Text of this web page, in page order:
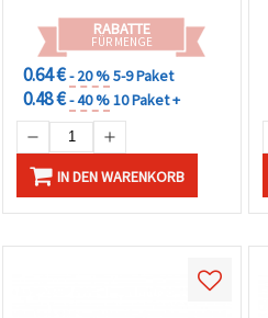
akzeptieren,
ablehnen
oder Ihre
Auswahl in
den
Einstellungen
individuell
festlegen.
Einwilligung
können Sie
jederzeit
oder
RABATTE
FÜR MENGE
0.64 €- 20 %5-9 Paket
0.48 €- 40 %10 Paket +
IN DEN WARENKORB